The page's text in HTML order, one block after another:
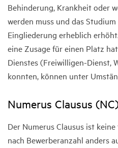
Behinderung, Krankheit oder
werden muss und das
Eingliederung erheblich
eine Zusage für einen Platz
Dienstes (Freiwilligen-Dienst,
konnten, können unter
Numerus Clausus
Der Numerus Clausus ist
nach Bewerberanzahl anders